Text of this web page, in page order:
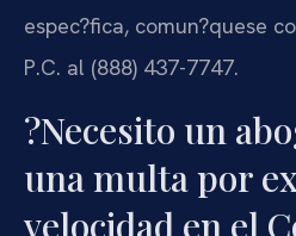
espec?fica, comun?quese
P.C. al (888) 437-7747.
?Necesito un
una multa por
velocidad en el